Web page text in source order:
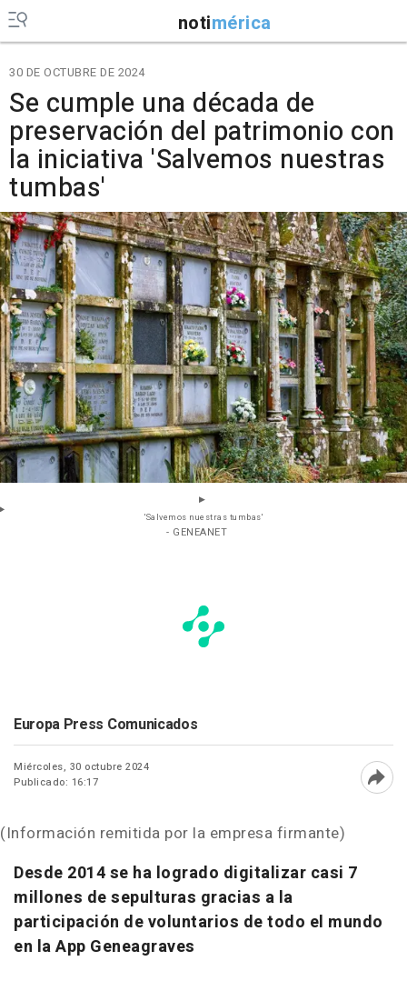
notimérica
30 DE OCTUBRE DE 2024
Se cumple una década de
preservación del patrimonio con
la iniciativa 'Salvemos nuestras
tumbas'
'Salvemos nuestras tumbas'
- GENEANET
Europa Press Comunicados
Miércoles, 30 octubre 2024
Publicado: 16:17
(Información remitida por la empresa firmante)
Desde 2014 se ha logrado digitalizar casi 7
millones de sepulturas gracias a la
participación de voluntarios de todo el mundo
en la App Geneagraves